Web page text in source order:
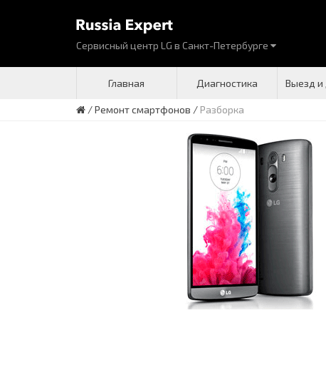
Сервисный центр LG в Санкт-Петербурге
Главная Диагностика Выезд и
/Ремонт смартфонов /Разборка